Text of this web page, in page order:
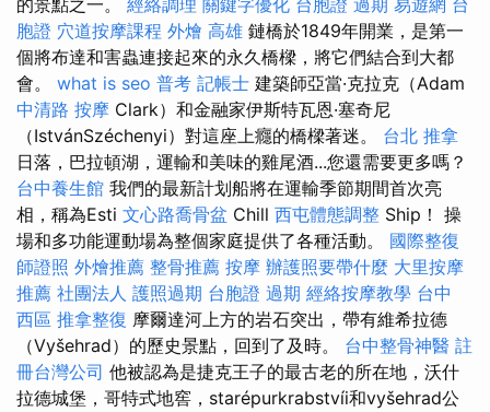
的景點之一。 經絡調理 關鍵字優化 台胞證 過期 易遊網 台
胞證 穴道按摩課程 外燴 高雄 鏈橋於1849年開業，是第一
個將布達和害蟲連接起來的永久橋樑，將它們結合到大都
會。 what is seo 普考 記帳士 建築師亞當·克拉克（Adam
中清路 按摩 Clark）和金融家伊斯特瓦恩·塞奇尼
（IstvánSzéchenyi）對這座上癮的橋樑著迷。 台北 推拿
日落，巴拉頓湖，運輸和美味的雞尾酒...您還需要更多嗎？
台中養生館 我們的最新計划船將在運輸季節期間首次亮
相，稱為Esti 文心路喬骨盆 Chill 西屯體態調整 Ship！ 操
場和多功能運動場為整個家庭提供了各種活動。 國際整復
師證照 外燴推薦 整骨推薦 按摩 辦護照要帶什麼 大里按摩
推薦 社團法人 護照過期 台胞證 過期 經絡按摩教學 台中
西區 推拿整復 摩爾達河上方的岩石突出，帶有維希拉德
（Vyšehrad）的歷史景點，回到了及時。 台中整骨神醫 註
冊台灣公司 他被認為是捷克王子的最古老的所在地，沃什
拉德城堡，哥特式地窖，starépurkrabstvíi和vyšehrad公